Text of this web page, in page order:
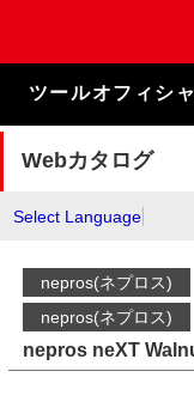
ま
キ
ツールオフィシ
Webカタログ
Select Language
nepros(ネプロス)
nepros(ネプロス)
nepros neXT